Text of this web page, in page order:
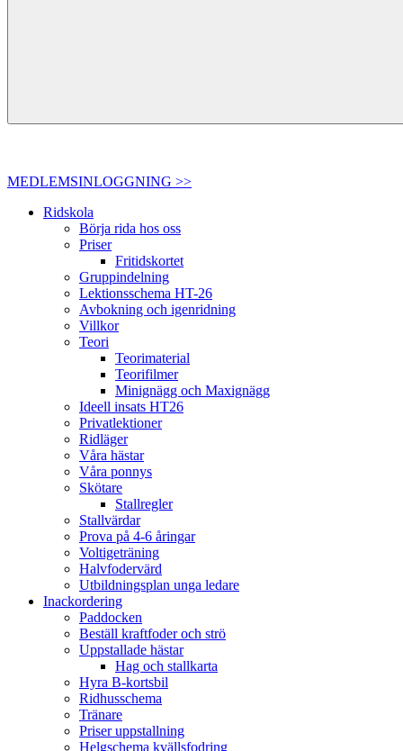
MEDLEMSINLOGGNING >>
Ridskola
Börja rida hos oss
Priser
Fritidskortet
Gruppindelning
Lektionsschema HT-26
Avbokning och igenridning
Villkor
Teori
Teorimaterial
Teorifilmer
Minignägg och Maxignägg
Ideell insats HT26
Privatlektioner
Ridläger
Våra hästar
Våra ponnys
Skötare
Stallregler
Stallvärdar
Prova på 4-6 åringar
Voltigeträning
Halvfodervärd
Utbildningsplan unga ledare
Inackordering
Paddocken
Beställ kraftfoder och strö
Uppstallade hästar
Hag och stallkarta
Hyra B-kortsbil
Ridhusschema
Tränare
Priser uppstallning
Helgschema kvällsfodring